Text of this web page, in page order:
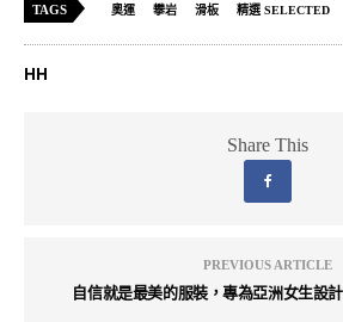
TAGS 奧運 攀岩 滑板 精選 SELECTED
HH
Share This
PREVIOUS ARTICLE
自信就是最美的服裝，專為亞洲女生設